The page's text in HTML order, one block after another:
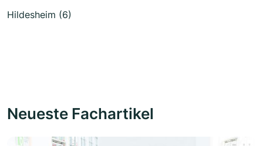
Hildesheim (6)
Neueste Fachartikel